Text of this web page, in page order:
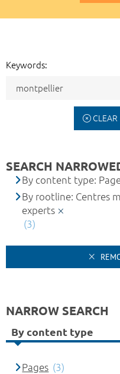
Keywords:
CLEAR
SEARCH
By content type:
By rootline: Centres
experts
(3)
NARROW SEARCH
By content type
Pages (3)